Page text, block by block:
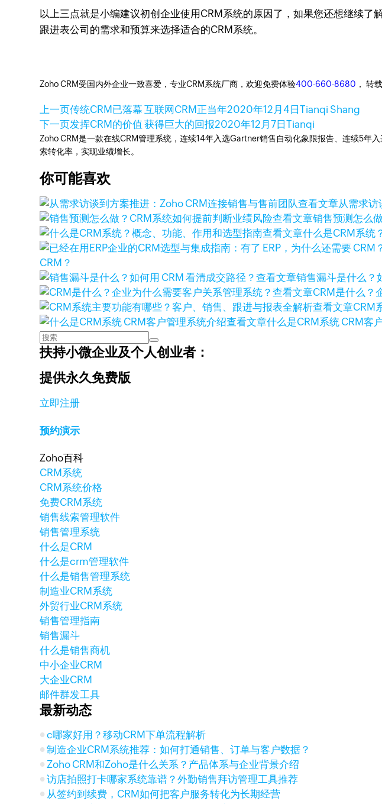
以上三点就是小编建议初创企业使用CRM系统的原因了，如果您还想继续了
跟进表公司的需求和预算来选择适合的CRM系统。
Zoho CRM受国内外企业一致喜爱，专业CRM系统厂商，欢迎免费体验400-660-8680 ， 转
上一页传统CRM已落幕 互联网CRM正当年2020年12月4日Tianqi Shang
下一页发挥CRM的价值 获得巨大的回报2020年12月7日Tianqi
Zoho CRM是一款在线CRM管理系统，连续14年入选Gartner销售自动化象限报告、连续5年
索转化率，实现业绩增长。
你可能喜欢
查看文章从需求访
查看文章销售预测怎么
查看文章什么是CRM系统
CRM？
查看文章销售漏斗是什么？
查看文章CRM是什么？
查看文章CRM
查看文章什么是CRM系统 CRM客
扶持小微企业及个人创业者：
提供永久免费版
立即注册
预约演示
Zoho百科
CRM系统
CRM系统价格
免费CRM系统
销售线索管理软件
销售管理系统
什么是CRM
什么是crm管理软件
什么是销售管理系统
制造业CRM系统
外贸行业CRM系统
销售管理指南
销售漏斗
什么是销售商机
中小企业CRM
大企业CRM
邮件群发工具
最新动态
c哪家好用？移动CRM下单流程解析
制造企业CRM系统推荐：如何打通销售、订单与客户数据？
Zoho CRM和Zoho是什么关系？产品体系与企业背景介绍
访店拍照打卡哪家系统靠谱？外勤销售拜访管理工具推荐
从签约到续费，CRM如何把客户服务转化为长期经营